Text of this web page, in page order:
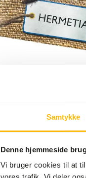
Samtykke
Denne hjemmeside
Vi bruger cookies til at